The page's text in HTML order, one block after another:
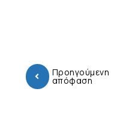
Προηγούμενη
απόφαση